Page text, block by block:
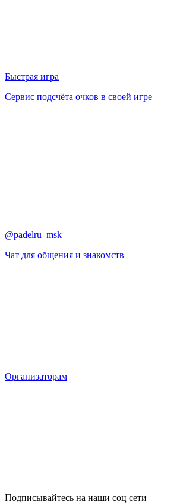
Быстрая игра
Сервис подсчёта очков в своей игре
@padelru_msk
Чат для общения и знакомств
Организаторам
Подписывайтесь на наши соц сети